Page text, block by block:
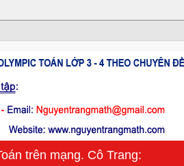
trên mạng. Cô Trang: